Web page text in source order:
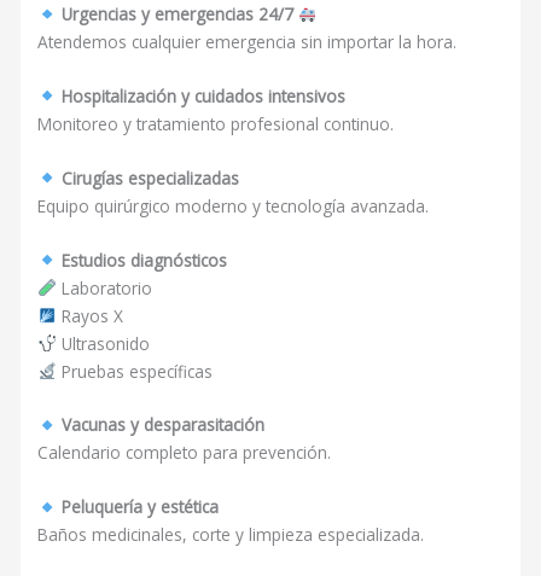
Urgencias y emergencias 24/7
Atendemos cualquier emergencia sin importar la hora.
Hospitalización y cuidados intensivos
Monitoreo y tratamiento profesional continuo.
Cirugías especializadas
Equipo quirúrgico moderno y tecnología avanzada.
Estudios diagnósticos
Laboratorio
Rayos X
Ultrasonido
Pruebas específicas
Vacunas y desparasitación
Calendario completo para prevención.
Peluquería y estética
Baños medicinales, corte y limpieza especializada.